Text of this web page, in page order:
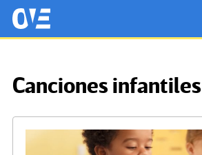
Saltar al contenido principal
OtrasVocesenEducacion.org
Canciones infantiles